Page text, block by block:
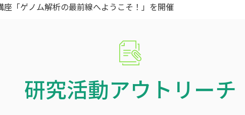
座「ゲノム解析の最前線へようこそ！」を開催
研究活動アウトリーチ